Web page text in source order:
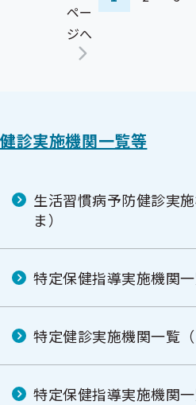
ペー
ジへ
健診実施機関一覧等
生活習慣病予防健診実
ま）
特定保健指導実施機関一
特定健診実施機関一覧（
特定保健指導実施機関一